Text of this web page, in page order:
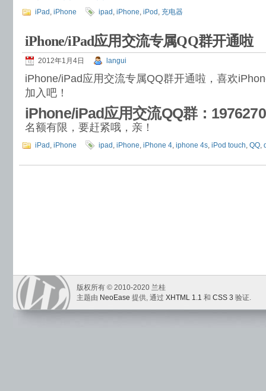
iPad , iPhone ipad , iPhone, iPod , 充电器
iPhone/iPad应用交流专属QQ群开通啦
2012年1月4日 langui
iPhone/iPad应用交流专属QQ群开通啦，喜欢
加入吧！
iPhone/iPad应用交流QQ群：
名额有限，要赶紧哦，亲！
iPad , iPhone ipad , iPhone, iPhone 4, iphone 4s, iPod touch, QQ,
版权所有 © 2010-2020 兰桂
主题由 NeoEase 提供, 通过 XHTML 1.1 和 CSS 3 验证.